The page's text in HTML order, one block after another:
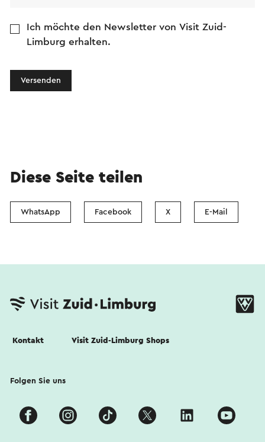
Ich möchte den Newsletter von Visit Zuid-
Limburg erhalten.
Versenden
Diese Seite teilen
WhatsApp Facebook X E-Mail
Kontakt Visit Zuid-Limburg Shops
Folgen Sie uns